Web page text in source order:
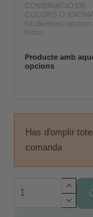
COMBINACIÓ DE
COLORS O IDIOMA
ha diverses
fotos)
Producte amb
opcions
Has d'omplir
comanda